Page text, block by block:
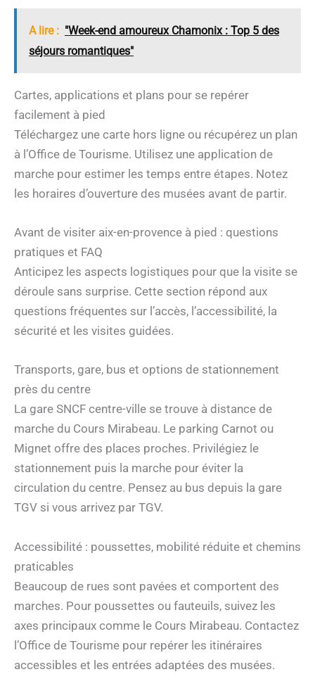
A lire : "Week-end amoureux Chamonix : Top 5 des
séjours romantiques"
Cartes, applications et plans pour se repérer
facilement à pied
Téléchargez une carte hors ligne ou récupérez un plan
à l’Office de Tourisme. Utilisez une application de
marche pour estimer les temps entre étapes. Notez
les horaires d’ouverture des musées avant de partir.
Avant de visiter aix-en-provence à pied : questions
pratiques et FAQ
Anticipez les aspects logistiques pour que la visite se
déroule sans surprise. Cette section répond aux
questions fréquentes sur l’accès, l’accessibilité, la
sécurité et les visites guidées.
Transports, gare, bus et options de stationnement
près du centre
La gare SNCF centre-ville se trouve à distance de
marche du Cours Mirabeau. Le parking Carnot ou
Mignet offre des places proches. Privilégiez le
stationnement puis la marche pour éviter la
circulation du centre. Pensez au bus depuis la gare
TGV si vous arrivez par TGV.
Accessibilité : poussettes, mobilité réduite et chemins
praticables
Beaucoup de rues sont pavées et comportent des
marches. Pour poussettes ou fauteuils, suivez les
axes principaux comme le Cours Mirabeau. Contactez
l’Office de Tourisme pour repérer les itinéraires
accessibles et les entrées adaptées des musées.